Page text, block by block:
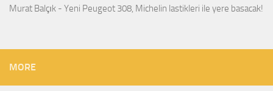
Murat Balçık - Yeni Peugeot 308, Michelin lastikleri ile yere basacak!
MORE